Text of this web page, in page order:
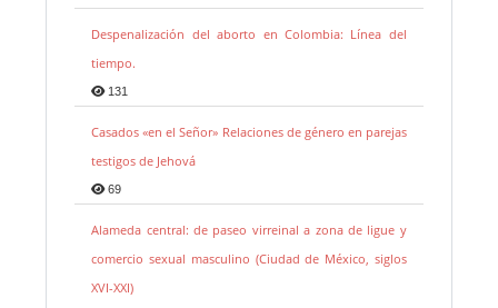
Despenalización del aborto en Colombia: Línea del
tiempo.
131
Casados «en el Señor» Relaciones de género en parejas
testigos de Jehová
69
Alameda central: de paseo virreinal a zona de ligue y
comercio sexual masculino (Ciudad de México, siglos
XVI-XXI)